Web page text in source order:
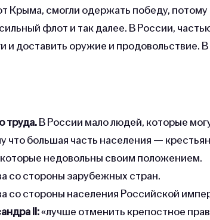
Крыма, смогли одержать победу,
флот и так далее. В России,
и доставить оружие и продовольствие.
труда.В России мало людей, которые
что большая часть населения —
которые недовольны своим положением.
со стороны зарубежных стран.
со стороны населения Российской
II:«лучше отменить крепостное